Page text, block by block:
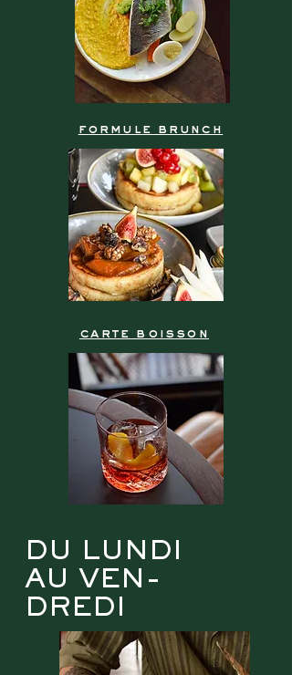
formule brunch
carte boisson
DU LUNDI
AU VEN-
DREDI